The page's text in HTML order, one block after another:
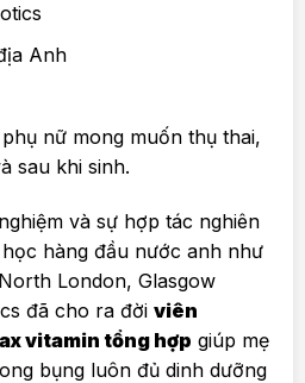
Anh
nữ mong muốn thụ thai,
sau khi sinh.
và sự hợp tác nghiên
hàng đầu nước anh như
London, Glasgow
đã cho ra đời viên
vitamin tổng hợp giúp mẹ
bụng luôn đủ dinh dưỡng